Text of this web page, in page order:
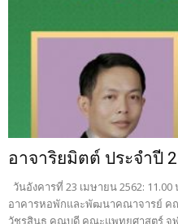
อาจาริยมิตต์ ประจำปี
วันอังคารที่ 23 เมษายน 2562:
อาคารหอพักและพัฒนาคณาจารย์ ค